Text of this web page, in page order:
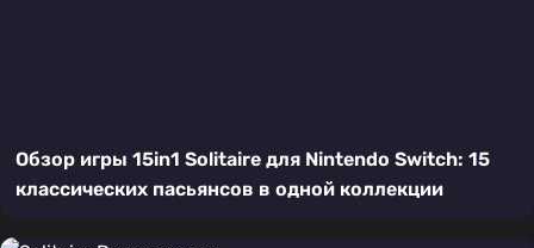
Обзор игры 15in1 Solitaire для Nintendo Switch: 15
классических пасьянсов в одной коллекции